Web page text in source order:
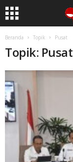
Beranda Topik Pusat
Topik: Pusat